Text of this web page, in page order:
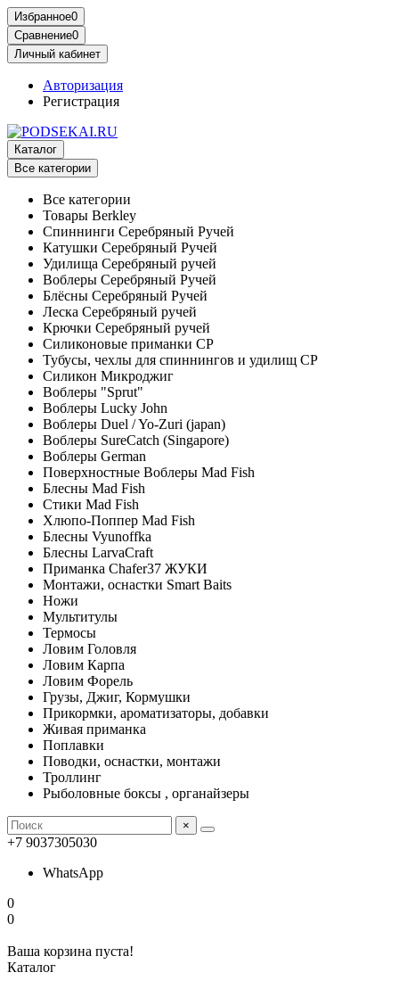
Избранное0
Сравнение0
Личный кабинет
Авторизация
Регистрация
Каталог
Все категории
Все категории
Товары Berkley
Спиннинги Серебряный Ручей
Катушки Серебряный Ручей
Удилища Серебряный ручей
Воблеры Серебряный Ручей
Блёсны Серебряный Ручей
Леска Серебряный ручей
Крючки Серебряный ручей
Силиконовые приманки СР
Тубусы, чехлы для спиннингов и удилищ СР
Силикон Микроджиг
Воблеры "Sprut"
Воблеры Lucky John
Воблеры Duel / Yo-Zuri (japan)
Воблеры SureCatch (Singapore)
Воблеры German
Поверхностные Воблеры Mad Fish
Блесны Mad Fish
Стики Mad Fish
Хлюпо-Поппер Mad Fish
Блесны Vyunoffka
Блесны LarvaCraft
Приманка Chafer37 ЖУКИ
Монтажи, оснастки Smart Baits
Ножи
Мультитулы
Термосы
Ловим Головля
Ловим Карпа
Ловим Форель
Грузы, Джиг, Кормушки
Прикормки, ароматизаторы, добавки
Живая приманка
Поплавки
Поводки, оснастки, монтажи
Троллинг
Рыболовные боксы , органайзеры
×
+7 9037305030
WhatsApp
0
0
Ваша корзина пуста!
Каталог